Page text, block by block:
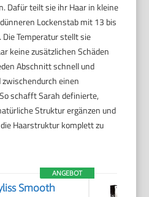
Dafür teilt sie ihr Haar in kleine
Lockenstab mit 13 bis
Temperatur stellt sie
keine zusätzlichen Schäden
Abschnitt schnell und
einen
schafft Sarah definierte,
Struktur ergänzen und
Haarstruktur komplett zu
ANGEBOT
Smooth